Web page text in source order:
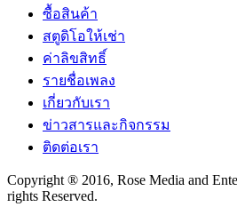
ซื้อสินค้า
สตูดิโอให้เช่า
ค่าลิขสิทธิ์
รายชื่อเพลง
เกี่ยวกับเรา
ข่าวสารและกิจกรรม
ติดต่อเรา
Copyright ® 2016, Rose Media and
rights Reserved.